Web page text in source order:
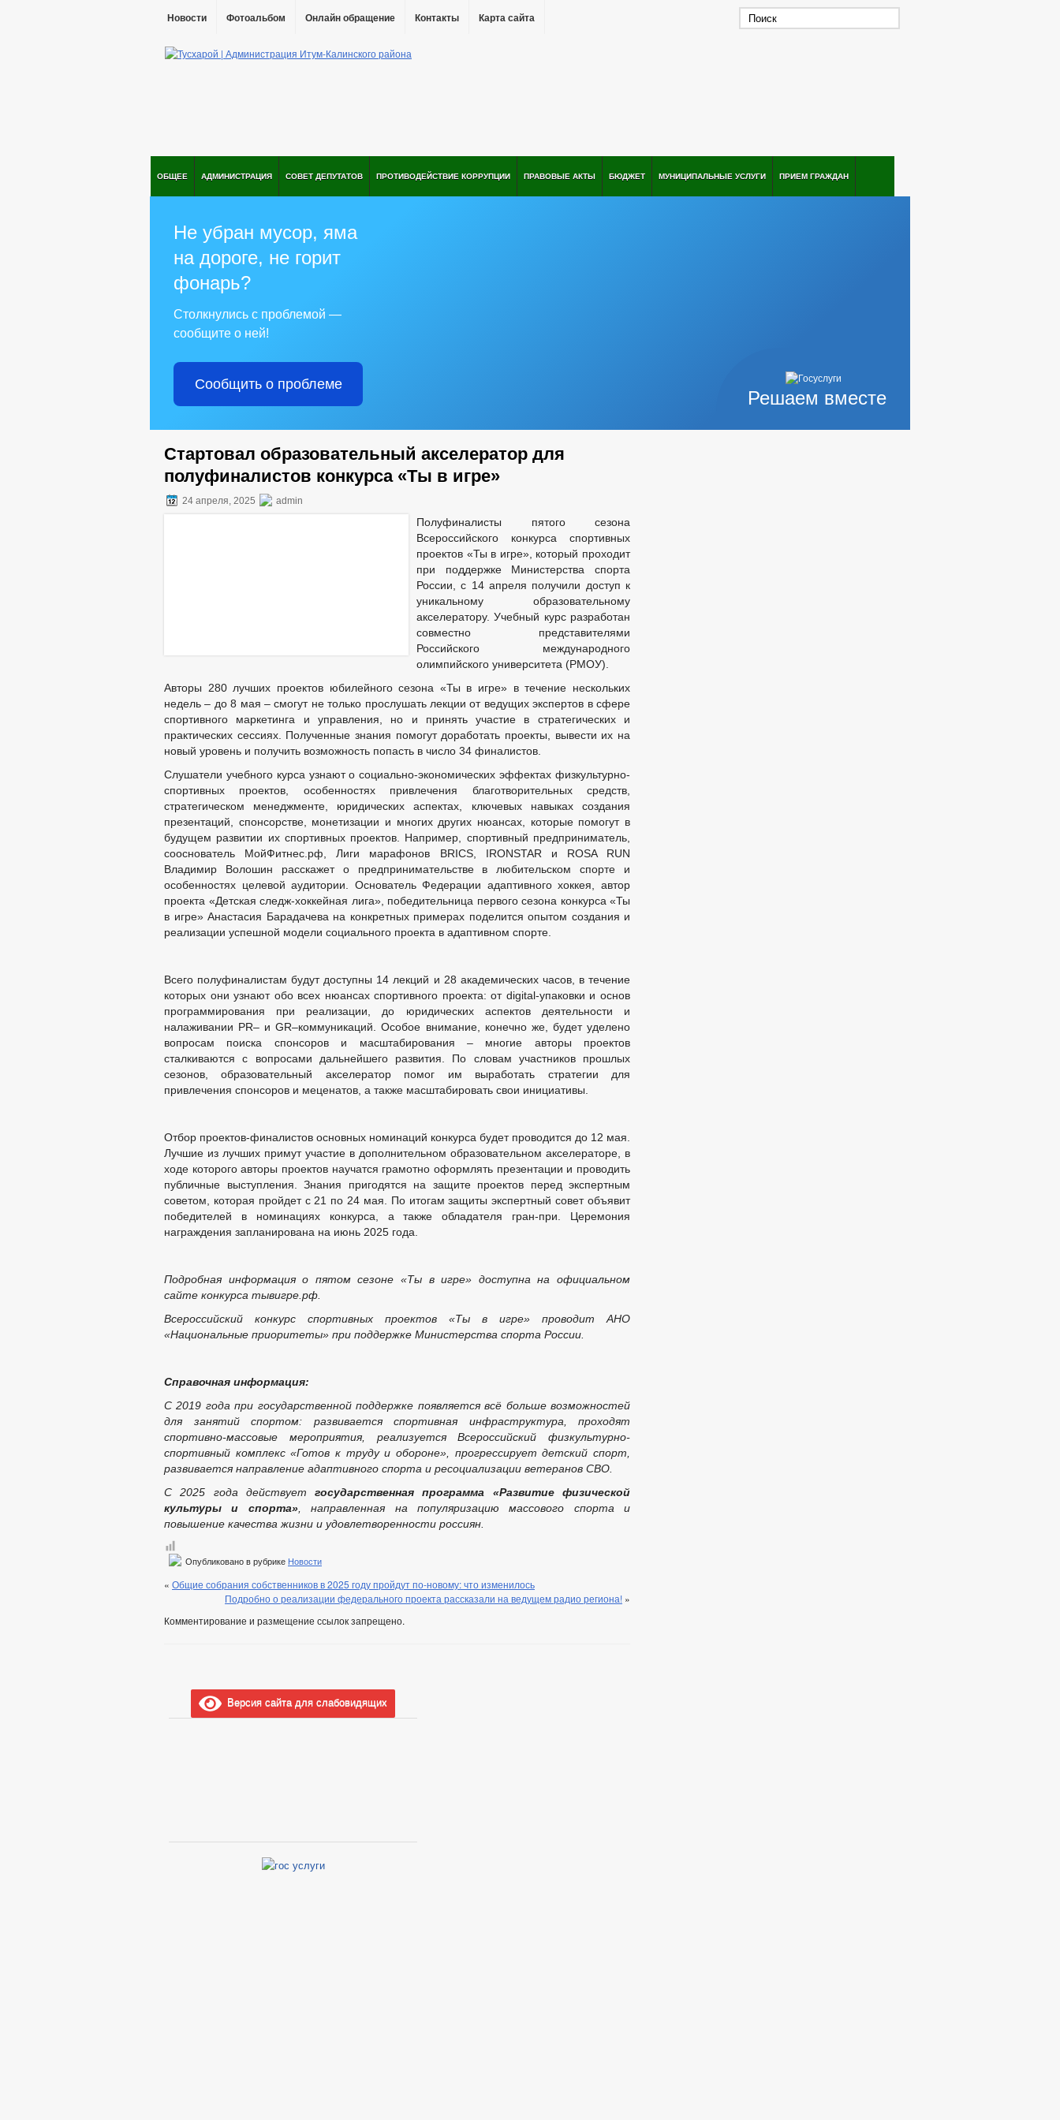
Новости Фотоальбом Онлайн обращение Контакты Карта сайта
ОБЩЕЕ АДМИНИСТРАЦИЯ СОВЕТ ДЕПУТАТОВ ПРОТИВОДЕЙСТВИЕ КОРРУПЦИИ ПРАВОВЫЕ АКТЫ БЮДЖЕТ МУНИЦИПАЛЬНЫЕ УСЛУГИ ПРИЕМ ГРАЖДАН
Решаем вместе
Не убран мусор, яма
на дороге, не горит
фонарь?
Столкнулись с проблемой —
сообщите о ней!
Сообщить о проблеме
Стартовал образовательный акселератор для
полуфиналистов конкурса «Ты в игре»
24 апреля, 2025 admin
Полуфиналисты пятого сезона
Всероссийского конкурса спортивных
проектов «Ты в игре», который проходит
при поддержке Министерства спорта
России, с 14 апреля получили доступ к
уникальному образовательному
акселератору. Учебный курс разработан
совместно представителями
Российского международного
олимпийского университета (РМОУ).
Авторы 280 лучших проектов юбилейного сезона «Ты в игре» в течение нескольких
недель – до 8 мая – смогут не только прослушать лекции от ведущих экспертов в сфере
спортивного маркетинга и управления, но и принять участие в стратегических и
практических сессиях. Полученные знания помогут доработать проекты, вывести их на
новый уровень и получить возможность попасть в число 34 финалистов.
Слушатели учебного курса узнают о социально-экономических эффектах физкультурно-
спортивных проектов, особенностях привлечения благотворительных средств,
стратегическом менеджменте, юридических аспектах, ключевых навыках создания
презентаций, спонсорстве, монетизации и многих других нюансах, которые помогут в
будущем развитии их спортивных проектов. Например, спортивный предприниматель,
сооснователь МойФитнес.рф, Лиги марафонов BRICS, IRONSTAR и ROSA RUN
Владимир Волошин расскажет о предпринимательстве в любительском спорте и
особенностях целевой аудитории. Основатель Федерации адаптивного хоккея, автор
проекта «Детская следж-хоккейная лига», победительница первого сезона конкурса «Ты
в игре» Анастасия Барадачева на конкретных примерах поделится опытом создания и
реализации успешной модели социального проекта в адаптивном спорте.
Всего полуфиналистам будут доступны 14 лекций и 28 академических часов, в течение
которых они узнают обо всех нюансах спортивного проекта: от digital-упаковки и основ
программирования при реализации, до юридических аспектов деятельности и
налаживании PR– и GR–коммуникаций. Особое внимание, конечно же, будет уделено
вопросам поиска спонсоров и масштабирования – многие авторы проектов
сталкиваются с вопросами дальнейшего развития. По словам участников прошлых
сезонов, образовательный акселератор помог им выработать стратегии для
привлечения спонсоров и меценатов, а также масштабировать свои инициативы.
Отбор проектов-финалистов основных номинаций конкурса будет проводится до 12 мая.
Лучшие из лучших примут участие в дополнительном образовательном акселераторе, в
ходе которого авторы проектов научатся грамотно оформлять презентации и проводить
публичные выступления. Знания пригодятся на защите проектов перед экспертным
советом, которая пройдет с 21 по 24 мая. По итогам защиты экспертный совет объявит
победителей в номинациях конкурса, а также обладателя гран-при. Церемония
награждения запланирована на июнь 2025 года.
Подробная информация о пятом сезоне «Ты в игре» доступна на официальном
сайте конкурса тывигре.рф.
Всероссийский конкурс спортивных проектов «Ты в игре» проводит АНО
«Национальные приоритеты» при поддержке Министерства спорта России.
Справочная информация:
С 2019 года при государственной поддержке появляется всё больше возможностей
для занятий спортом: развивается спортивная инфраструктура, проходят
спортивно-массовые мероприятия, реализуется Всероссийский физкультурно-
спортивный комплекс «Готов к труду и обороне», прогрессирует детский спорт,
развивается направление адаптивного спорта и ресоциализации ветеранов СВО.
С 2025 года действуетгосударственная программа «Развитие физической
культуры и спорта», направленная на популяризацию массового спорта и
повышение качества жизни и удовлетворенности россиян.
Опубликовано в рубрике Новости
« Общие собрания собственников в 2025 году пройдут по-новому: что изменилось
Подробно о реализации федерального проекта рассказали на ведущем радио региона! »
Комментирование и размещение ссылок запрещено.
Версия сайта для слабовидящих